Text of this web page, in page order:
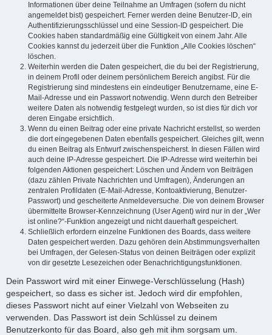
Informationen über deine Teilnahme an Umfragen (sofern du nicht
angemeldet bist) gespeichert. Ferner werden deine Benutzer-ID, ein
Authentifizierungsschlüssel und eine Session-ID gespeichert. Die
Cookies haben standardmäßig eine Gültigkeit von einem Jahr. Alle
Cookies kannst du jederzeit über die Funktion „Alle Cookies löschen“
löschen.
Weiterhin werden die Daten gespeichert, die du bei der Registrierung,
in deinem Profil oder deinem persönlichem Bereich angibst. Für die
Registrierung sind mindestens ein eindeutiger Benutzername, eine E-
Mail-Adresse und ein Passwort notwendig. Wenn durch den Betreiber
weitere Daten als notwendig festgelegt wurden, so ist dies für dich vor
deren Eingabe ersichtlich.
Wenn du einen Beitrag oder eine private Nachricht erstellst, so werden
die dort eingegebenen Daten ebenfalls gespeichert. Gleiches gilt, wenn
du einen Beitrag als Entwurf zwischenspeicherst. In diesen Fällen wird
auch deine IP-Adresse gespeichert. Die IP-Adresse wird weiterhin bei
folgenden Aktionen gespeichert: Löschen und Ändern von Beiträgen
(dazu zählen Private Nachrichten und Umfragen), Änderungen an
zentralen Profildaten (E-Mail-Adresse, Kontoaktivierung, Benutzer-
Passwort) und gescheiterte Anmeldeversuche. Die von deinem Browser
übermittelte Browser-Kennzeichnung (User Agent) wird nur in der „Wer
ist online?“-Funktion angezeigt und nicht dauerhaft gespeichert.
Schließlich erfordern einzelne Funktionen des Boards, dass weitere
Daten gespeichert werden. Dazu gehören dein Abstimmungsverhalten
bei Umfragen, der Gelesen-Status von deinen Beiträgen oder explizit
von dir gesetzte Lesezeichen oder Benachrichtigungsfunktionen.
Dein Passwort wird mit einer Einwege-Verschlüsselung (Hash)
gespeichert, so dass es sicher ist. Jedoch wird dir empfohlen,
dieses Passwort nicht auf einer Vielzahl von Webseiten zu
verwenden. Das Passwort ist dein Schlüssel zu deinem
Benutzerkonto für das Board, also geh mit ihm sorgsam um.